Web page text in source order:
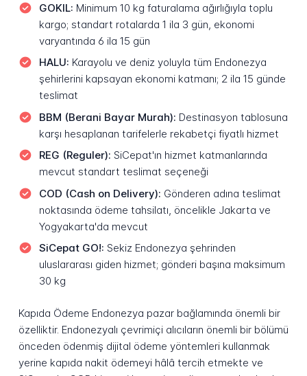
GOKIL: Minimum 10 kg faturalama ağırlığıyla toplu
kargo; standart rotalarda 1 ila 3 gün, ekonomi
varyantında 6 ila 15 gün
HALU: Karayolu ve deniz yoluyla tüm Endonezya
şehirlerini kapsayan ekonomi katmanı; 2 ila 15 günde
teslimat
BBM (Berani Bayar Murah): Destinasyon tablosuna
karşı hesaplanan tarifelerle rekabetçi fiyatlı hizmet
REG (Reguler): SiCepat'ın hizmet katmanlarında
mevcut standart teslimat seçeneği
COD (Cash on Delivery): Gönderen adına teslimat
noktasında ödeme tahsilatı, öncelikle Jakarta ve
Yogyakarta'da mevcut
SiCepat GO!: Sekiz Endonezya şehrinden
uluslararası giden hizmet; gönderi başına maksimum
30 kg
Kapıda Ödeme Endonezya pazar bağlamında önemli bir
özelliktir. Endonezyalı çevrimiçi alıcıların önemli bir bölümü
önceden ödenmiş dijital ödeme yöntemleri kullanmak
yerine kapıda nakit ödemeyi hâlâ tercih etmekte ve